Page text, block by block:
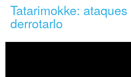
Tatarimokke:
derrotarlo